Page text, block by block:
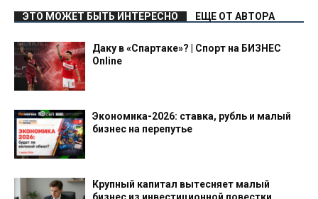
ЭТО МОЖЕТ БЫТЬ ИНТЕРЕСНО ЕЩЕ ОТ АВТОРА
Даку в «Спартаке»? | Спорт на БИЗНЕС
Online
Экономика-2026: ставка, рубль и малый
бизнес на перепутье
Крупный капитал вытесняет малый